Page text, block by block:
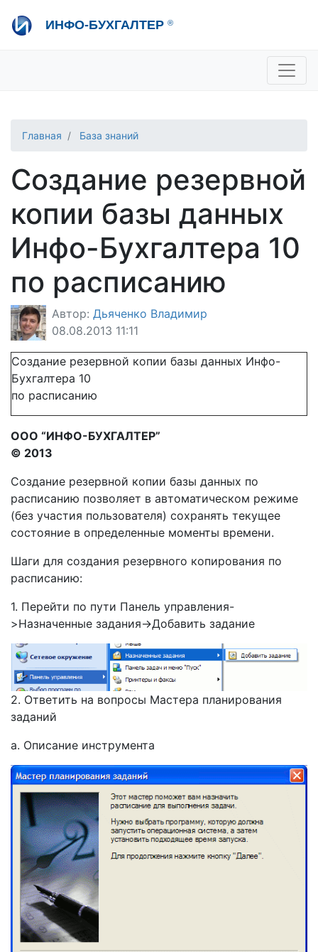
ИНФО-БУХГАЛТЕР ®
Отдел продаж
Консультации
Главная База знаний
Создание резервной
копии базы данных
Инфо-Бухгалтера 10
по расписанию
Автор: Дьяченко Владимир
08.08.2013 11:11
Создание резервной копии базы данных Инфо-
Бухгалтера 10
по расписанию
ООО “ИНФО-БУХГАЛТЕР”
© 2013
Создание резервной копии базы данных по
расписанию позволяет в автоматическом режиме
(без участия пользователя) сохранять текущее
состояние в определенные моменты времени.
Шаги для создания резервного копирования по
расписанию:
1. Перейти по пути Панель управления-
>Назначенные задания->Добавить задание
2. Ответить на вопросы Мастера планирования
заданий
а. Описание инструмента